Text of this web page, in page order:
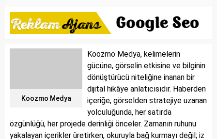
Koozmo Medya
Koozmo Medya, kelimelerin
gücüne, görselin etkisine ve bilginin
dönüştürücü niteliğine inanan bir
dijital hikâye anlatıcısıdır. Haberden
içeriğe, görselden stratejiye uzanan
yolculuğunda, her satırda
özgünlüğü, her projede derinliği önceler. Zamanın ruhunu
yakalayan içerikler üretirken, okuruyla bağ kurmayı değil; iz